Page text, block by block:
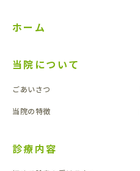
ホーム
当院について
ごあいさつ
当院の特徴
診療内容